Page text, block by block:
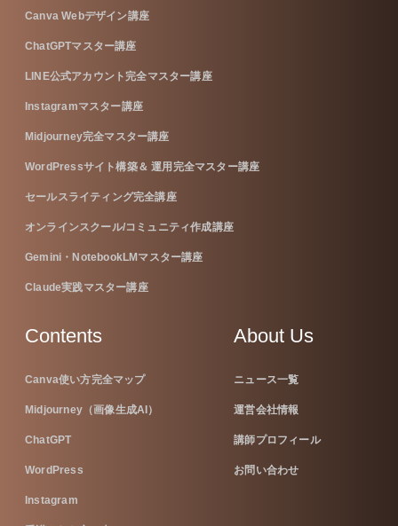
Canva Webデザイン講座
ChatGPTマスター講座
LINE公式アカウント完全マスター講座
Instagramマスター講座
Midjourney完全マスター講座
WordPressサイト構築＆ 運用完全マスター講座
セールスライティング完全講座
オンラインスクール/コミュニティ作成講座
Gemini・NotebookLMマスター講座
Claude実践マスター講座
Contents
Canva使い方完全マップ
Midjourney（画像生成AI）
ChatGPT
WordPress
Instagram
About Us
ニュース一覧
運営会社情報
講師プロフィール
お問い合わせ